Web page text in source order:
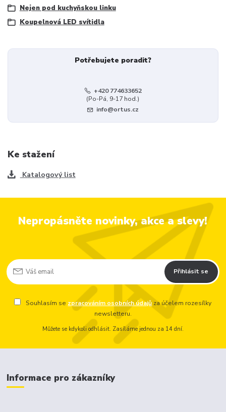
Nejen pod kuchyňskou linku
Koupelnová LED svítidla
Potřebujete poradit?
+420 774633652
(Po-Pá, 9-17 hod.)
info@ortus.cz
Ke stažení
Katalogový list
Nepropásněte novinky, akce a slevy!
Přihlásit se
Souhlasím se zpracováním osobních údajů za účelem rozesílky
newsletteru.
Můžete se kdykoli odhlásit. Zasíláme jednou za 14 dní.
Informace pro zákazníky